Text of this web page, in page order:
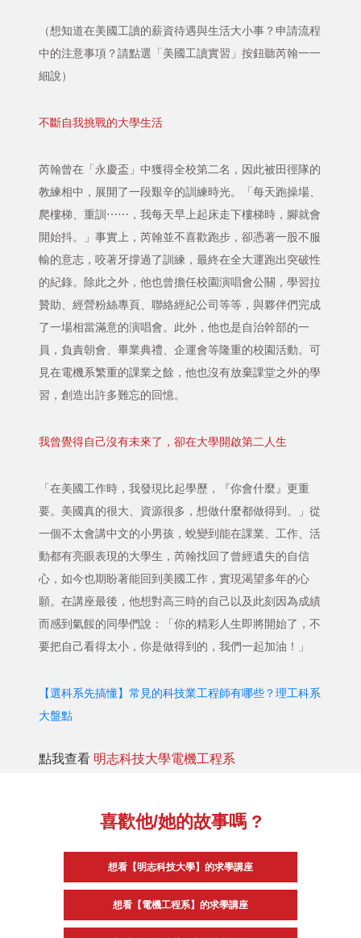
（想知道在美國工讀的薪資待遇與生活大小事？申請流程
中的注意事項？請點選「美國工讀實習」按鈕聽芮翰一一
細說）
不斷自我挑戰的大學生活
芮翰曾在「永慶盃」中獲得全校第二名，因此被田徑隊的
教練相中，展開了一段艱辛的訓練時光。「每天跑操場、
爬樓梯、重訓⋯⋯，我每天早上起床走下樓梯時，腳就會
開始抖。」事實上，芮翰並不喜歡跑步，卻憑著一股不服
輸的意志，咬著牙撐過了訓練，最終在全大運跑出突破性
的紀錄。除此之外，他也曾擔任校園演唱會公關，學習拉
贊助、經營粉絲專頁、聯絡經紀公司等等，與夥伴們完成
了一場相當滿意的演唱會。此外，他也是自治幹部的一
員，負責朝會、畢業典禮、企運會等隆重的校園活動。可
見在電機系繁重的課業之餘，他也沒有放棄課堂之外的學
習，創造出許多難忘的回憶。
我曾覺得自己沒有未來了，卻在大學開啟第二人生
「在美國工作時，我發現比起學歷，『你會什麼』更重
要。美國真的很大、資源很多，想做什麼都做得到。」從
一個不太會講中文的小男孩，蛻變到能在課業、工作、活
動都有亮眼表現的大學生，芮翰找回了曾經遺失的自信
心，如今也期盼著能回到美國工作，實現渴望多年的心
願。在講座最後，他想對高三時的自己以及此刻因為成績
而感到氣餒的同學們說：「你的精彩人生即將開始了，不
要把自己看得太小，你是做得到的，我們一起加油！」
【選科系先搞懂】常見的科技業工程師有哪些？理工科系
大盤點
點我查看 明志科技大學電機工程系
喜歡他/她的故事嗎 ?
想看【明志科技大學】的求學講座
想看【電機工程系】的求學講座